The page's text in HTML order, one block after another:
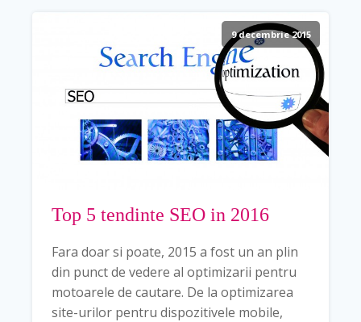
9 decembrie 2015
Top 5 tendinte SEO in 2016
Fara doar si poate, 2015 a fost un an plin
din punct de vedere al optimizarii pentru
motoarele de cautare. De la optimizarea
site-urilor pentru dispozitivele mobile,